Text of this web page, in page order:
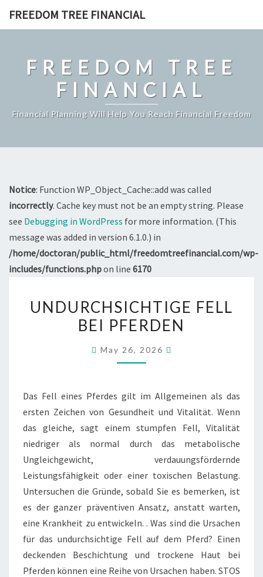
FREEDOM TREE FINANCIAL
FREEDOM TREE
FINANCIAL
Financial Planning Will Help You Reach Financial Freedom
Notice: Function WP_Object_Cache::add was called
incorrectly. Cache key must not be an empty string. Please
see Debugging in WordPress for more information. (This
message was added in version 6.1.0.) in
/home/doctoran/public_html/freedomtreefinancial.com/wp-
includes/functions.phpon line 6170
FELL
BEI
UNDURCHSICHTIGE FELL
BEI PFERDEN
May 26, 2026
Das Fell eines Pferdes gilt im Allgemeinen als das
ersten Zeichen von Gesundheit und Vitalität. Wenn
das gleiche, sagt einem stumpfen Fell, Vitalität
niedriger als normal durch das metabolische
Ungleichgewicht, verdauungsfördernde
Leistungsfähigkeit oder einer toxischen Belastung.
Untersuchen die Gründe, sobald Sie es bemerken, ist
es der ganzer präventiven Ansatz, anstatt warten,
eine Krankheit zu entwickeln. . Was sind die Ursachen
für das undurchsichtige Fell auf dem Pferd? Einen
deckenden Beschichtung und trockene Haut bei
Pferden können eine Reihe von Ursachen haben. STOS